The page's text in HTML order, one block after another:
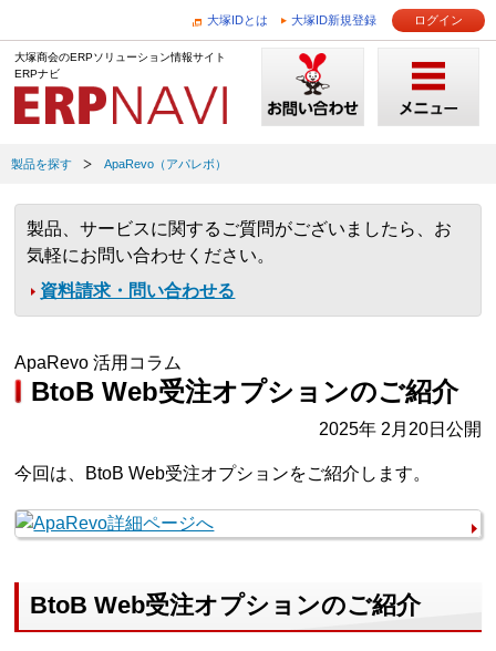
大塚IDとは 大塚ID新規登録 ログイン
大塚商会のERPソリューション情報サイト
ERPナビ
製品を探す ApaRevo（アパレボ）
製品、サービスに関するご質問がございましたら、お
気軽にお問い合わせください。
資料請求・問い合わせる
ApaRevo 活用コラム
BtoB Web受注オプションのご紹介
2025年 2月20日公開
今回は、BtoB Web受注オプションをご紹介します。
BtoB Web受注オプションのご紹介